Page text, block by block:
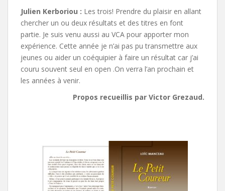
Julien Kerboriou : Les trois! Prendre du plaisir en allant
chercher un ou deux résultats et des titres en font
partie. Je suis venu aussi au VCA pour apporter mon
expérience. Cette année je n’ai pas pu transmettre aux
jeunes ou aider un coéquipier à faire un résultat car j’ai
couru souvent seul en open .On verra l’an prochain et
les années à venir.
Propos recueillis par Victor Grezaud.